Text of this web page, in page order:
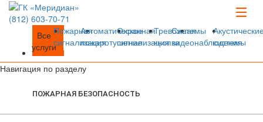
(812) 603-70-71
Все
услуги
Пожарная
сигнализация
Автоматическое
пожаротушение
Охранная
сигнализация
Тревожная
кнопка
Системы
видеонаблюдения
системы
Навигация по разделу
ПОЖАРНАЯ БЕЗОПАСНОСТЬ